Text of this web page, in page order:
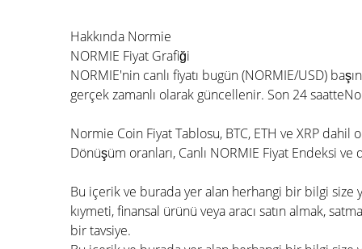
Hakkında Normie
NORMIE Fiyat Grafiği
NORMIE'nin canlı fiyatı bugün (NORMIE/USD)
gerçek zamanlı olarak güncellenir. Son 24
Normie Coin Fiyat Tablosu, BTC, ETH ve XRP
Dönüşüm oranları, Canlı NORMIE Fiyat Endeksi
Bu içerik ve burada yer alan herhangi bir bilgi size
kıymeti, finansal ürünü veya aracı satın almak,
bir tavsiye.